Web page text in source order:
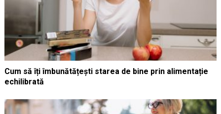
Cum să îți îmbunătățești starea de bine prin alimentație
echilibrată